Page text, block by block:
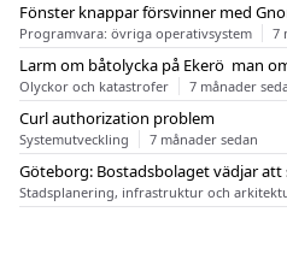
Fönster knappar försvinner med
Programvara: övriga operativsystem 7
Larm om båtolycka på Ekerö  man
Olyckor och katastrofer 7 månader
Curl authorization problem
Systemutveckling 7 månader sedan
Stadsplanering, infrastruktur och